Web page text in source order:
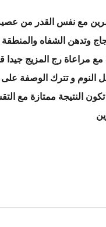
مع نفس القدر من
وتدهن الشفاه والمنطقة
مع مراعاة رج المزيج جيدا
النوم و تترك الوصفة
النتيجة ممتازة مع